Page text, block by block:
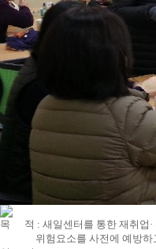
목 적 : 새일센터를 통한 재취업
위험 요소를 사전에 예방하